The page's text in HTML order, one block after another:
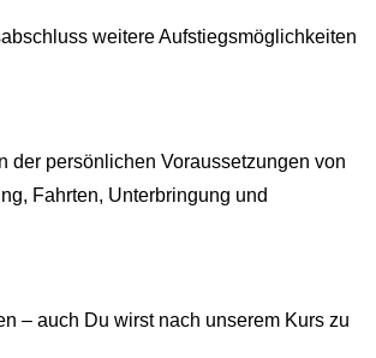
weitere Aufstiegsmöglichkeiten
der persönlichen Voraussetzungen von
Fahrten, Unterbringung und
– auch Du wirst nach unserem Kurs zu